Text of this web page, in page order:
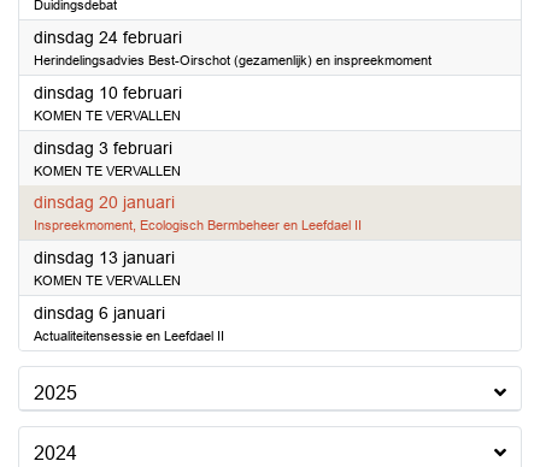
Duidingsdebat
dinsdag 24 februari2026
Herindelingsadvies Best-Oirschot (gezamenlijk) en inspreekmoment
dinsdag 10 februari2026
KOMEN TE VERVALLEN
dinsdag 3 februari2026
KOMEN TE VERVALLEN
dinsdag 20 januari2026
Inspreekmoment, Ecologisch Bermbeheer en Leefdael II
dinsdag 13 januari2026
KOMEN TE VERVALLEN
dinsdag 6 januari2026
Actualiteitensessie en Leefdael II
2025
2024